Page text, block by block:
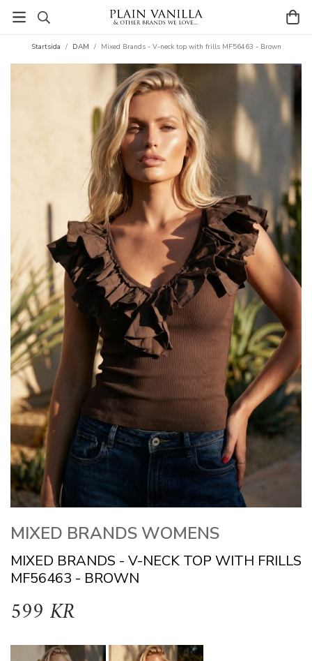
Startsida / DAM / Mixed Brands - V-neck top with frills MF56463 - Brown
MIXED BRANDS WOMENS
MIXED BRANDS - V-NECK TOP WITH FRILLS
MF56463 - BROWN
599 KR